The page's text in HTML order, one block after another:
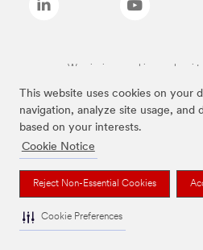
This website uses cookies on your
navigation, analyze site usage, and
based on your interests.
Cookie Notice
Reject Non-Essential Cookies
Cookie Preferences
Wymienione marki są znakami